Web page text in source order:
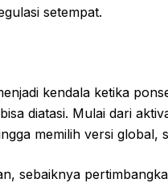
setempat.
kendala ketika
diatasi. Mulai dari
memilih versi global,
sebaiknya